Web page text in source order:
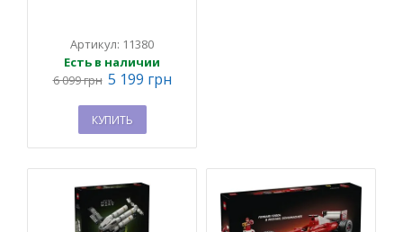
Артикул: 11380
Есть в наличии
6 099 грн 5 199 грн
КУПИТЬ